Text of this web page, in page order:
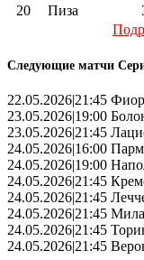
20
Пиза
Следующие матчи
22.05.2026|21:45
23.05.2026|19:00
23.05.2026|21:45
24.05.2026|16:00
24.05.2026|19:00
24.05.2026|21:45
24.05.2026|21:45
24.05.2026|21:45
24.05.2026|21:45
24.05.2026|21:45